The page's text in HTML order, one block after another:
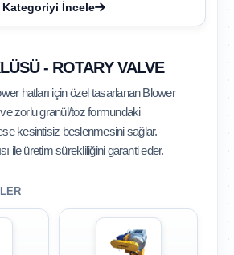
Kategoriyi İncele
- ROTARY VALVE
hatları için özel tasarlanan Blower
ve zorlu granül/toz formundaki
kesintisiz beslenmesini sağlar.
ile üretim sürekliliğini garanti eder.